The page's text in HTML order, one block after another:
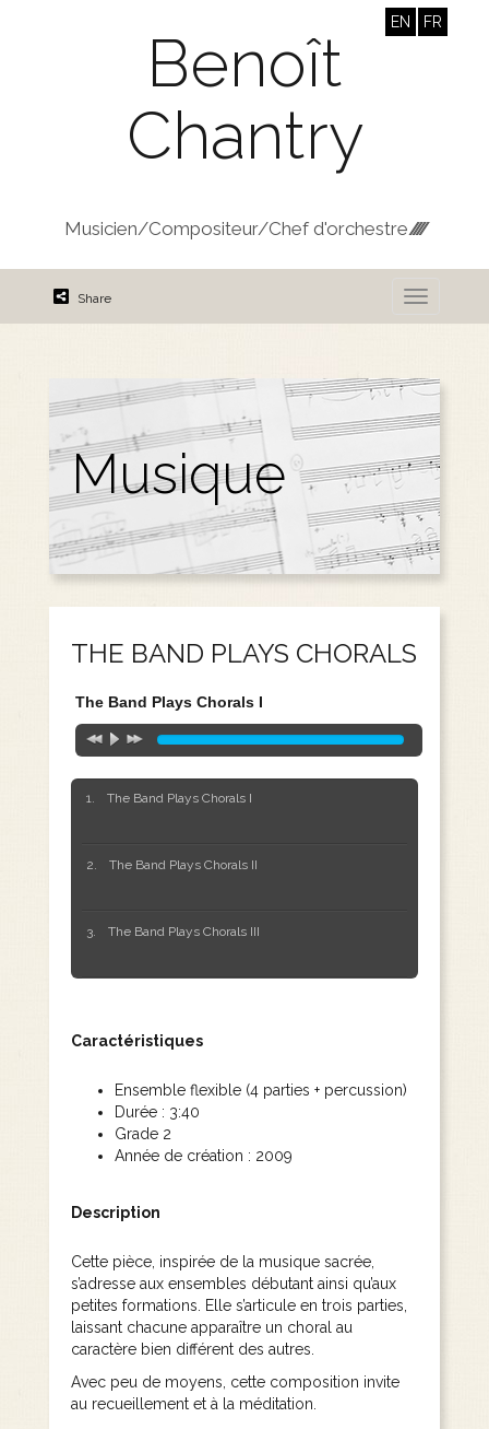
Benoît
Chantry
EN FR
Musicien/Compositeur/Chef d'orchestre////////
Share
Musique
THE BAND PLAYS CHORALS
The Band Plays Chorals I
The Band Plays Chorals I
The Band Plays Chorals II
The Band Plays Chorals III
Caractéristiques
Ensemble flexible (4 parties + percussion)
Durée : 3:40
Grade 2
Année de création : 2009
Description
Cette pièce, inspirée de la musique sacrée,
s’adresse aux ensembles débutant ainsi qu’aux
petites formations. Elle s’articule en trois parties,
laissant chacune apparaître un choral au
caractère bien différent des autres.
Avec peu de moyens, cette composition invite
au recueillement et à la méditation.